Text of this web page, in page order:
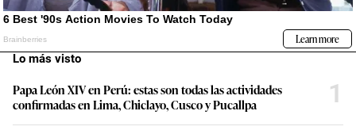
Lo más visto
Papa León XIV en Perú: estas son todas las actividades
confirmadas en Lima, Chiclayo, Cusco y Pucallpa
1